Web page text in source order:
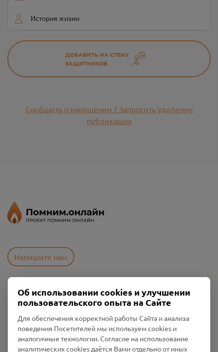
История жизни
ДОБАВИТЬ НА СТЕНУ
ЗАЩИТНИКОВ
Сообщить о нарушении / Запросить удаление
публикации
Напишите нам
Пользовательское соглашение
Политика конфиденциальности
Промо-материалы
Настройки cookies
Об использовании cookies и улучшении
пользовательского опыта на Сайте
Для обеспечения корректной работы Сайта и анализа
поведения Посетителей мы используем cookies и
аналогичные технологии. Согласие на использование
аналитических cookies даётся Вами отдельно от иных